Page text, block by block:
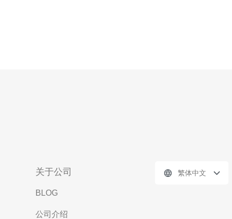
关于公司
BLOG
公司介绍
繁体中文